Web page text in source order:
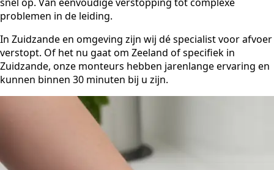
problemen in de leiding.
In Zuidzande en omgeving zijn wij dé specialist voor afvoer
verstopt. Of het nu gaat om Zeeland of specifiek in
Zuidzande, onze monteurs hebben jarenlange ervaring en
kunnen binnen 30 minuten bij u zijn.